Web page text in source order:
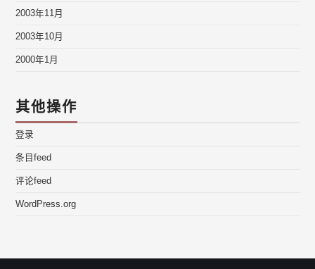
2003年11月
2003年10月
2000年1月
其他操作
登录
条目feed
评论feed
WordPress.org